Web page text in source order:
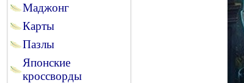
Маджонг
Карты
Пазлы
Японские
кроссворды